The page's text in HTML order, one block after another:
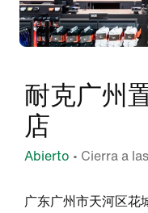
耐克广州
店
Abierto • Cierra a
广东广州市天河区花